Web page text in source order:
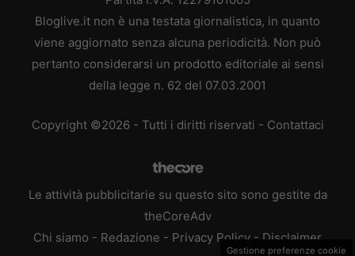
Bloglive.it non è una testata giornalistica, in quanto
viene aggiornato senza alcuna periodicità. Non può
pertanto considerarsi un prodotto editoriale ai sensi
della legge n. 62 del 07.03.2001
Copyright ©2026 - Tutti i diritti riservati - Contattaci
Le attività pubblicitarie su questo sito sono gestite da
theCoreAdv
Chi siamo - Redazione - Privacy Policy - Disclaimer
Gestione preferenze cookie